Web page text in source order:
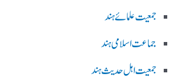
جمعیت علمائے ہند
جماعت اسلامی ہند
جمعیت اہل حدیث ہند